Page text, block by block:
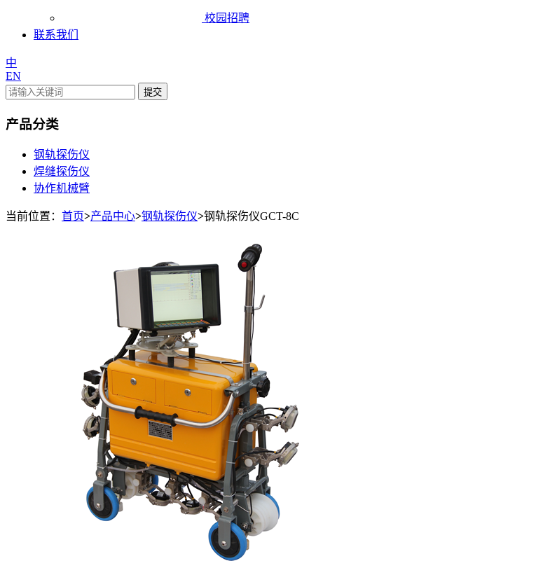
校园招聘
联系我们
中
EN
提交
产品分类
钢轨探伤仪
焊缝探伤仪
协作机械臂
当前位置： 首页>产品中心>钢轨探伤仪>钢轨探伤仪GCT-8C